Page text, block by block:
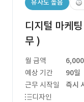
유사도 높음
디지털 마케
무 )
월 금액
예상 기간
90일
근무 시작일
즉시
디자인